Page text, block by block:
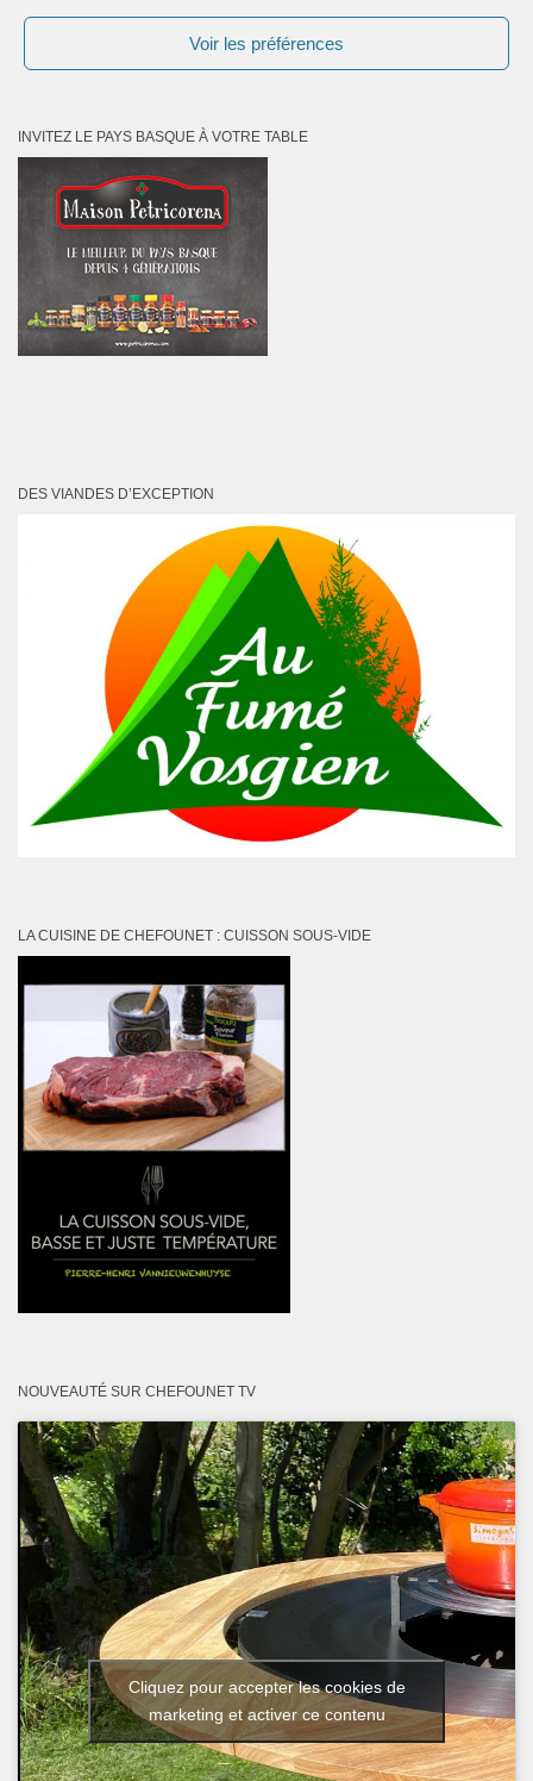
Voir les préférences
Les véritables planchas espagnoles
INVITEZ LE PAYS BASQUE À VOTRE TABLE
DES VIANDES D’EXCEPTION
LA CUISINE DE CHEFOUNET : CUISSON SOUS-VIDE
NOUVEAUTÉ SUR CHEFOUNET TV
Cliquez pour accepter les cookies de
marketing et activer ce contenu